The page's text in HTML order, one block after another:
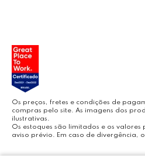
BLOG
Os preços, fretes e condições de
compras pelo site. As imagens dos
ilustrativas.
Os estoques são limitados e os
aviso prévio. Em caso de divergência,